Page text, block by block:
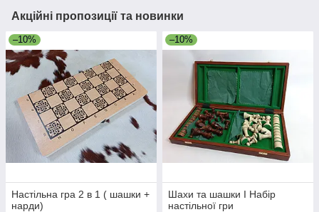
Акційні пропозиції та новинки
–10%
Настільна гра 2 в 1 ( шашки +
нарди)
–10%
Шахи та шашки I Набір
настільної гри